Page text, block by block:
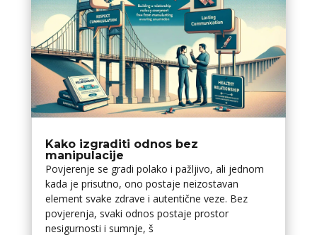
Kako izgraditi odnos bez
manipulacije
Povjerenje se gradi polako i pažljivo, ali jednom
kada je prisutno, ono postaje neizostavan
element svake zdrave i autentične veze. Bez
povjerenja, svaki odnos postaje prostor
nesigurnosti i sumnje, š